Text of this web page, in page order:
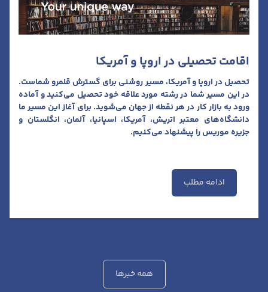
اقامت تحصیلی در اروپا و آمریکا
تحصیل در اروپا و آمریکا، مسیر روشنی برای گسترش قلمرو شماست.
در این مسیر شما در رشته مورد علاقه خود تحصیل می‌کنید و آماده
ورود به بازار کار در هر نقطه از جهان می‌شوید. برای آغاز این مسیر ما
دانشگاه‌های معتبر اتریش، آمریکا، اسپانیا، آلمان، انگلستان و
جزیره موریس را پیشنهاد می‌کنیم.
ادامه مطلب
همه خبرها